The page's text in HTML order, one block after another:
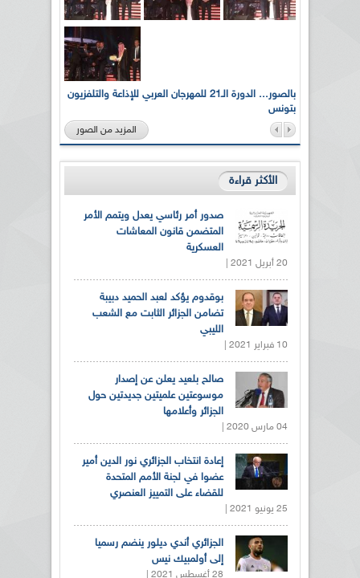
بالصور... الدورة الـ21 للمهرجان العربي للإذاعة والتلفزيون
بتونس
المزيد من الصور
الأكثر قراءة
صدور أمر رئاسي يعدل ويتمم الأمر
المتضمن قانون المعاشات
العسكرية
20 أبريل 2021 |
بوقدوم يؤكد لعبد الحميد دبيبة
تضامن الجزائر الثابت مع الشعب
الليبي
10 فبراير 2021 |
صالح بلعيد يعلن عن إصدار
موسوعتين علميتين جديدتين حول
الجزائر وأعلامها
04 مارس 2020 |
إعادة انتخاب الجزائري نور الدين أمير
عضوا في لجنة الأمم المتحدة
للقضاء على التمييز العنصري
25 يونيو 2021 |
الجزائري أندي ديلور ينضم رسميا
إلى أولمبيك نيس
28 أغسطس 2021 |